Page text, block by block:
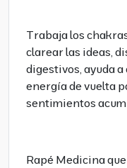
Trabaja los
clarear las ideas,
digestivos, ayuda
energía de vuelta
sentimientos
Rapé Medicina